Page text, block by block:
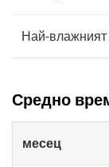
Най-
Средно
месец